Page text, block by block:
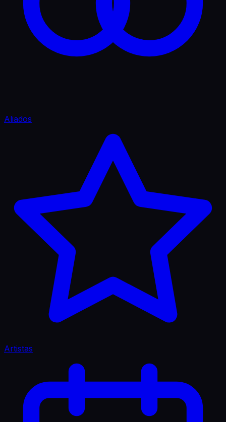
Aliados
Artistas